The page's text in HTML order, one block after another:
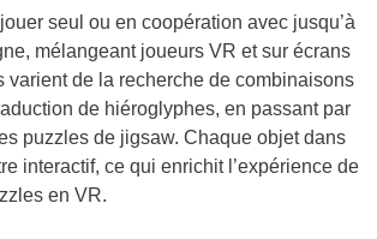
seul ou en coopération avec jusqu’à
mélangeant joueurs VR et sur écrans
varient de la recherche de combinaisons
de hiéroglyphes, en passant par
puzzles de jigsaw. Chaque objet dans
interactif, ce qui enrichit l’expérience de
en VR.